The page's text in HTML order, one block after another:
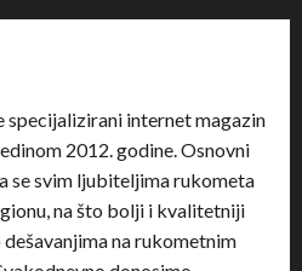
specijalizirani internet magazin
2012. godine. Osnovni
se svim ljubiteljima rukometa
na što bolji i kvalitetniji
na rukometnim